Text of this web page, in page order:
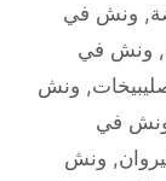
, ونش في
, ونش في
, ونش
في
, ونش